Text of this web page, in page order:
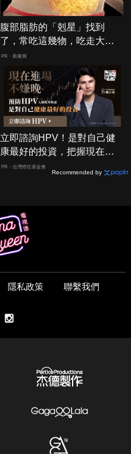
腹部脂肪的「剋星」找到
了，常吃這幾物，吃走大肚
囊，瘦出小蠻腰
PR・新素簡
立即諮詢HPV！是對自己健
康最好的投資，把握現在不
嫌晚！
PR・台灣癌症基金會
Recommended by
隱私政策 聯繫我們